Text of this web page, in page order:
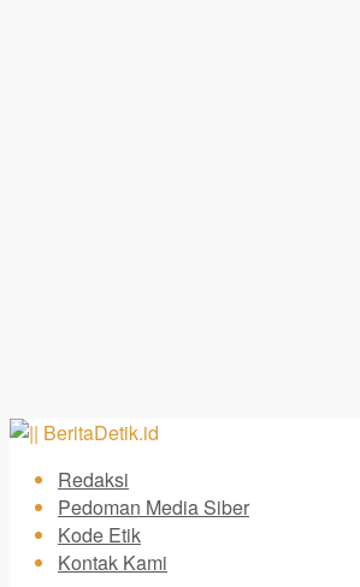
Redaksi
Pedoman Media Siber
Kode Etik
Kontak Kami